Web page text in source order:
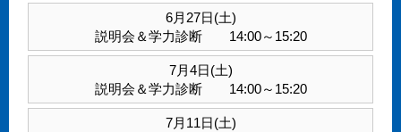
6月27日(土)
説明会＆学力診断 14:00～15:20
7月4日(土)
説明会＆学力診断 14:00～15:20
7月11日(土)